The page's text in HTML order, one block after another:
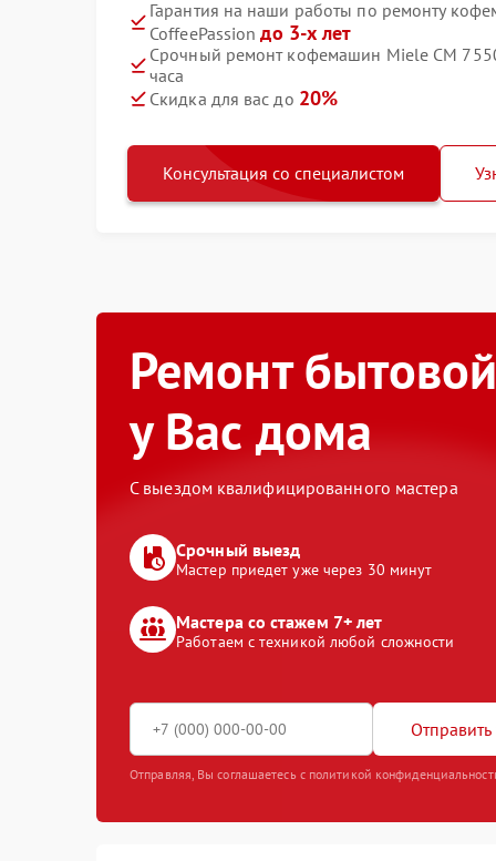
Гарантия на наши работы по ремонту
CoffeePassionдо 3-х лет
Срочный ремонт кофемашин Miele CM
часа
Скидка для вас до 20%
Консультация со специалистом
Ремонт
у Вас дома
С выездом квалифицированного мастера
Срочный выезд
Мастер приедет уже через 30 минут
Мастера со стажем 7+ лет
Работаем с техникой любой сложности
Отправить
Отправляя, Вы соглашаетесь с политикой